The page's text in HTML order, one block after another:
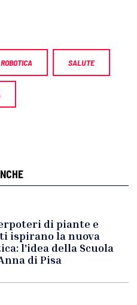
ROBOTICA SALUTE
di piante e
ispirano la nuova
l'idea della Scuola
di Pisa